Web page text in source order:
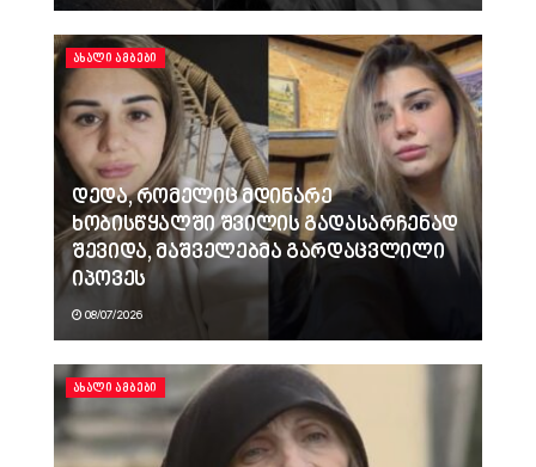
ᲐᲮᲐᲚᲘ ᲐᲛᲑᲔᲑᲘ
დედა, რომელიც მდინარე
ხობისწყალში შვილის გადასარჩენად
შევიდა, მაშველებმა გარდაცვლილი
იპოვეს
08/07/2026
ᲐᲮᲐᲚᲘ ᲐᲛᲑᲔᲑᲘ